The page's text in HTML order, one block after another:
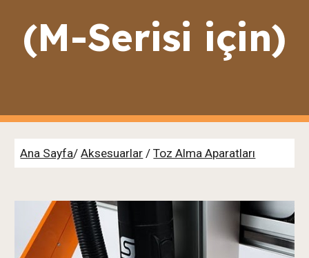
(M-Serisi için)
Ana Sayfa/Aksesuarlar /Toz Alma Aparatları